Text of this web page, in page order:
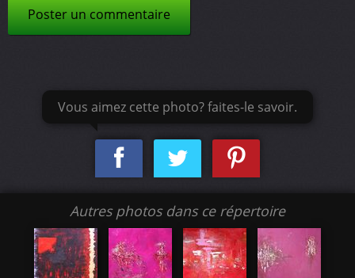
Poster un commentaire
Vous aimez cette photo? faites-le savoir.
Autres photos dans ce répertoire